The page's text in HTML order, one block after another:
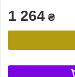
1 264 ₴